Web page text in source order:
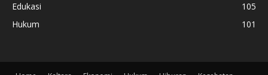
Edukasi
105
Hukum
101